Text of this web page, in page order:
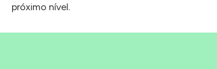
próximo nível.